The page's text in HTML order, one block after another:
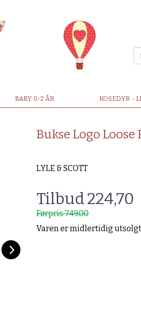
BABY 0-2 ÅR KOSEDYR -
Bukse Logo
LYLE & SCOTT
Tilbud 224,70
Førpris 749,00
Varen er midlertidig utsolgt